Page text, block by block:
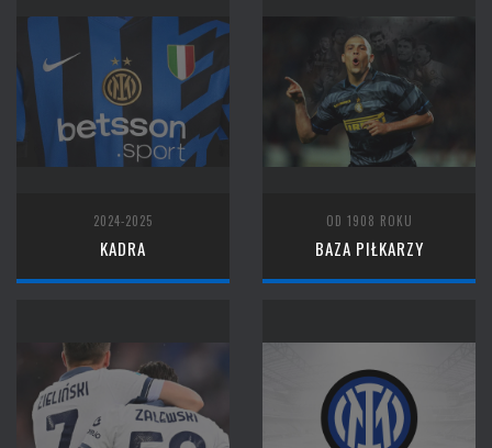
2024-2025
KADRA
OD 1908 ROKU
BAZA PIŁKARZY